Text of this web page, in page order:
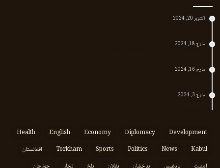
اکتوبر 20, 2024
مارچ 18, 2024
مارچ 16, 2024
مارچ 3, 2024
Development
Diplomacy
Economy
English
Health
Kabul
News
Politics
Sports
Torkham
افغانستان